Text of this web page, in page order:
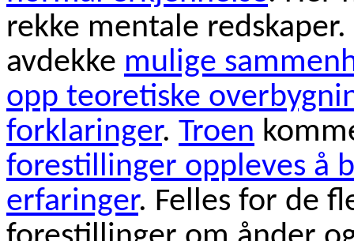
rekke mentale
avdekke mulige
opp teoretiske
forklaringer. Troen
forestillinger oppleves å
erfaringer. Felles for de